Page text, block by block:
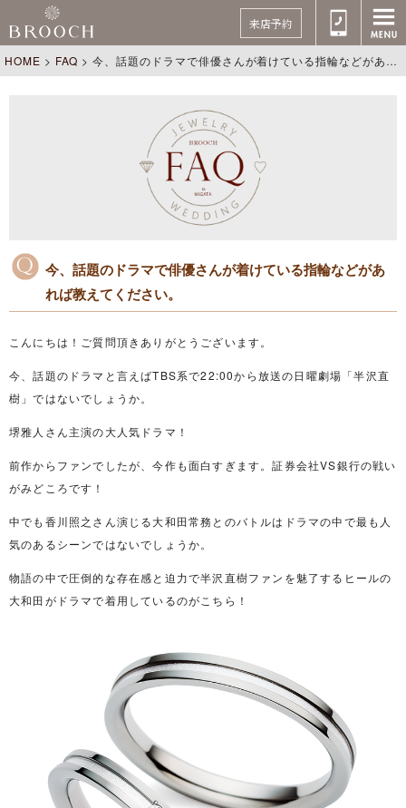
来店予約
HOME > FAQ >今、話題のドラマで俳優さんが着けている指輪などがあれば教えてください。
今、話題のドラマで俳優さんが着けている指輪などがあ
れば教えてください。
こんにちは！ご質問頂きありがとうございます。
今、話題のドラマと言えばTBS系で22:00から放送の日曜劇場「半沢直
樹」ではないでしょうか。
堺雅人さん主演の大人気ドラマ！
前作からファンでしたが、今作も面白すぎます。証券会社VS銀行の戦い
がみどころです！
中でも香川照之さん演じる大和田常務とのバトルはドラマの中で最も人
気のあるシーンではないでしょうか。
物語の中で圧倒的な存在感と迫力で半沢直樹ファンを魅了するヒールの
大和田がドラマで着用しているのがこちら！